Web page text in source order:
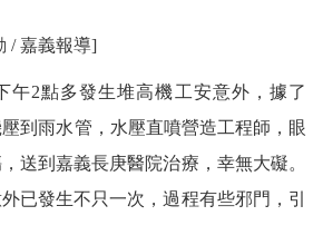
/ 嘉義報導]
午2點多發生堆高機工安意外，據了
到雨水管，水壓直噴營造工程師，眼
送到嘉義長庚醫院治療，幸無大礙。
已發生不只一次，過程有些邪門，引